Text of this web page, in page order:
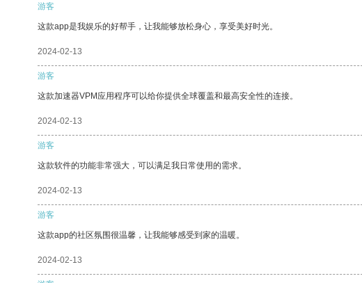
游客
这款app是我娱乐的好帮手，让我能够放松身心，享受美好时光。
2024-02-13
游客
这款加速器VPM应用程序可以给你提供全球覆盖和最高安全性的连接。
2024-02-13
游客
这款软件的功能非常强大，可以满足我日常使用的需求。
2024-02-13
游客
这款app的社区氛围很温馨，让我能够感受到家的温暖。
2024-02-13